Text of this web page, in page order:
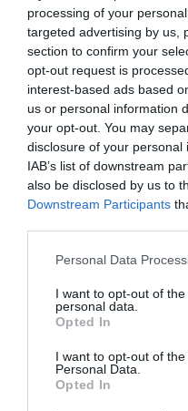
processing of your
targeted advertising by us,
section to confirm your
opt-out request is
interest-based ads based
us or personal information
your opt-out. You may
disclosure of your
IAB’s list of downstream
also be disclosed by us to
Downstream Participants
Personal Data
I want to opt-out of
personal data.
Opted In
I want to opt-out of
Personal Data.
Opted In
0%
Pre pridanie